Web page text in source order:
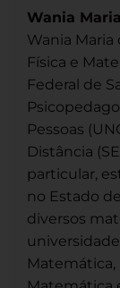
Wania
Wania Maria
Física e
Federal de
Pessoas
Distância
particular,
no Estado
diversos